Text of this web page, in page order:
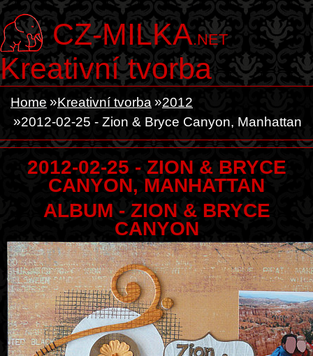
CZ-MILKA.NET
Kreativní tvorba
Home Kreativní tvorba
2012
2012-02-25 - Zion & Bryce Canyon, Manhattan
2012-02-25 - ZION & BRYCE
CANYON, MANHATTAN
ALBUM - ZION & BRYCE
CANYON